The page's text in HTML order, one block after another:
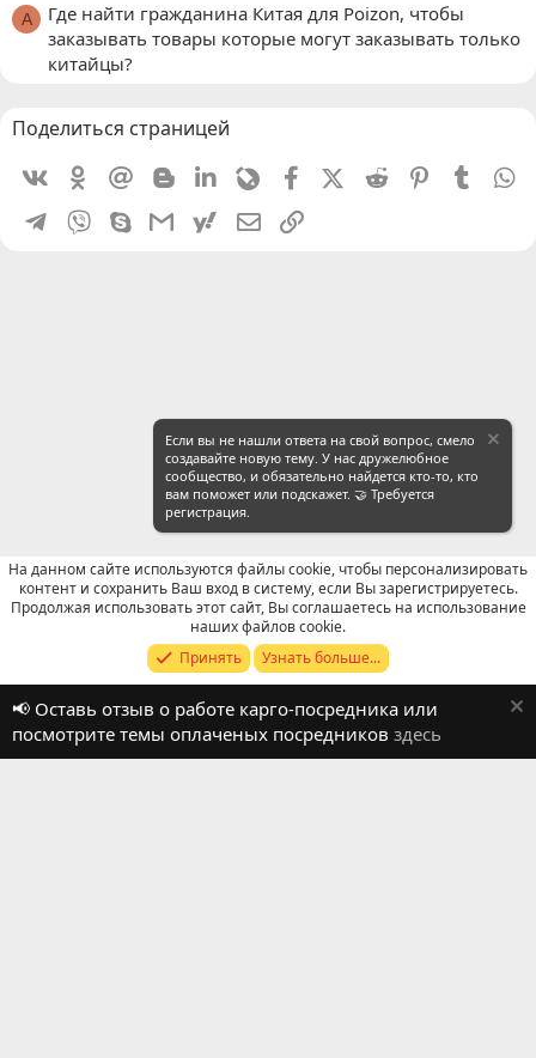
A
Где найти гражданина Китая для Poizon, чтобы
заказывать товары которые могут заказывать только
китайцы?
Поделиться страницей
VkontakteOdnoklassniki
Mail.ru BloggerLinkedin
LivejournalFacebookX (Twitter)
Reddit PinterestTumblr
Telegram
Viber SkypeGmailyahoomailЭлектронная почта
Отзывы о работе посредников
Russian (RU)
Обратная связь
Условия и правила
Политика конфиденциальности
Помощь
R
Если вы не нашли ответа на свой вопрос, смело
создавайте новую тему. У нас дружелюбное
сообщество, и обязательно найдется кто-то, кто
вам поможет или подскажет. 🤝 Требуется
регистрация.
На данном сайте используются файлы cookie, чтобы персонализировать
контент и сохранить Ваш вход в систему, если Вы зарегистрируетесь.
Продолжая использовать этот сайт, Вы соглашаетесь на использование
наших файлов cookie.
Принять
Узнать больше...
📢 Оставь отзыв о работе карго-посредника или
посмотрите темы оплаченых посредников здесь